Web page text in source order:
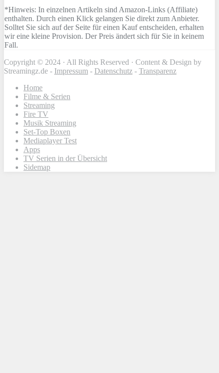
*Hinweis: In einzelnen Artikeln sind Amazon-Links (Affiliate)
enthalten. Durch einen Klick gelangen Sie direkt zum Anbieter.
Solltet Sie sich auf der Seite für einen Kauf entscheiden, erhalten
wir eine kleine Provision. Der Preis ändert sich für Sie in keinem
Fall.
Copyright © 2024 · All Rights Reserved · Content & Design by
Streamingz.de - Impressum - Datenschutz - Transparenz
Home
Filme & Serien
Streaming
Fire TV
Musik Streaming
Set-Top Boxen
Mediaplayer Test
Apps
TV Serien in der Übersicht
Sidemap